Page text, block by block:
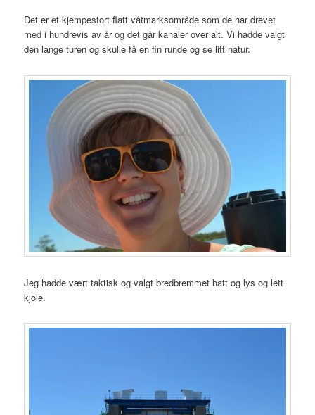
Det er et kjempestort flatt våtmarksområde som de har drevet
med i hundrevis av år og det går kanaler over alt. Vi hadde valgt
den lange turen og skulle få en fin runde og se litt natur.
Jeg hadde vært taktisk og valgt bredbremmet hatt og lys og lett
kjole.